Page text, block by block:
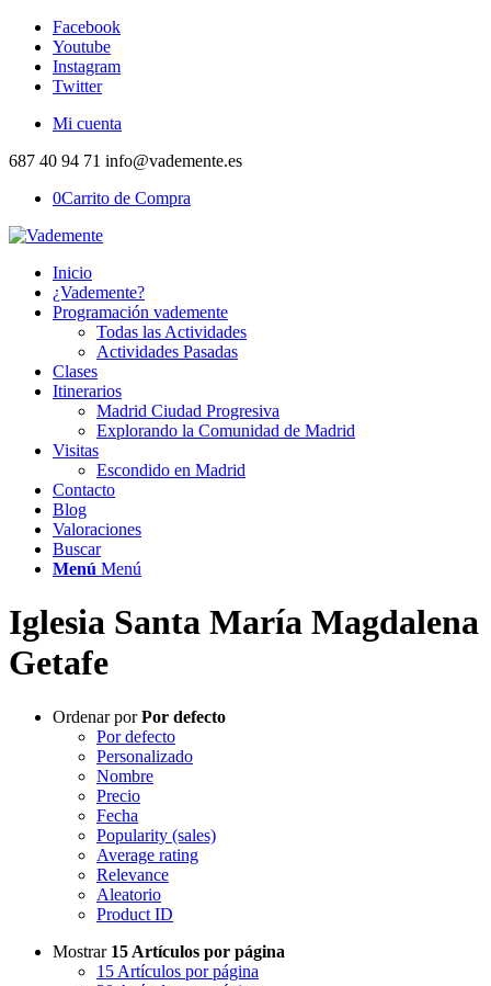
Facebook
Youtube
Instagram
Twitter
Mi cuenta
687 40 94 71 info@vademente.es
0Carrito de Compra
Inicio
¿Vademente?
Programación vademente
Todas las Actividades
Actividades Pasadas
Clases
Itinerarios
Madrid Ciudad Progresiva
Explorando la Comunidad de Madrid
Visitas
Escondido en Madrid
Contacto
Blog
Valoraciones
Buscar
Menú Menú
Iglesia Santa María Magdalena
Getafe
Ordenar porPor defecto
Por defecto
Personalizado
Nombre
Precio
Fecha
Popularity (sales)
Average rating
Relevance
Aleatorio
Product ID
Mostrar 15 Artículos por página
15 Artículos por página